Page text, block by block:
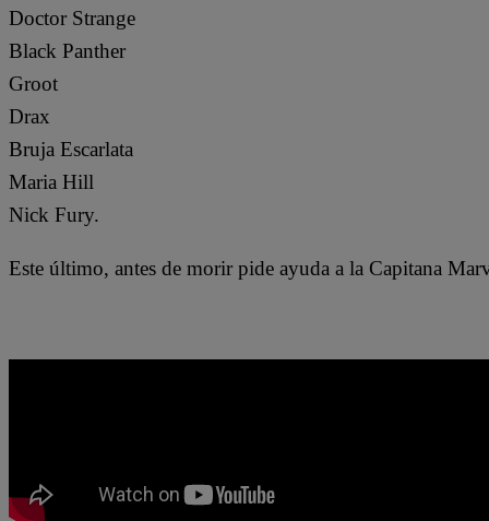
Doctor Strange
Black Panther
Groot
Drax
Bruja Escarlata
Maria Hill
Nick Fury.
Este último, antes de morir pide ayuda a la Capitana